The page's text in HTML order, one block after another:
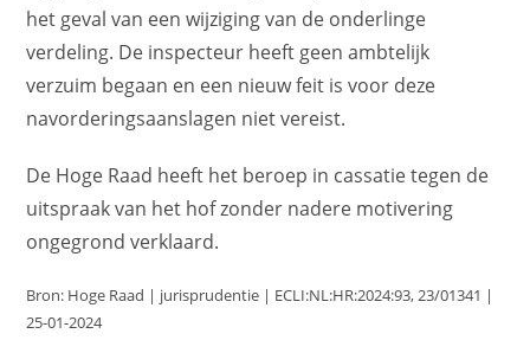
het geval van een wijziging van de onderlinge
verdeling. De inspecteur heeft geen ambtelijk
verzuim begaan en een nieuw feit is voor deze
navorderingsaanslagen niet vereist.
De Hoge Raad heeft het beroep in cassatie tegen de
uitspraak van het hof zonder nadere motivering
ongegrond verklaard.
Bron: Hoge Raad | jurisprudentie | ECLI:NL:HR:2024:93, 23/01341 |
25-01-2024